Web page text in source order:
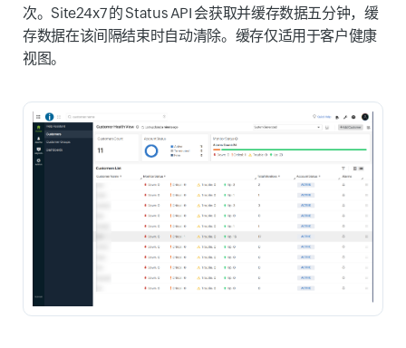
次。Site24x7 的 Status API 会获取并缓存数据五分钟，缓
存数据在该间隔结束时自动清除。缓存仅适用于客户健康
视图。